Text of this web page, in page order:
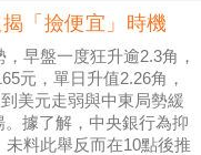
「撿便宜」時機
早盤一度狂升逾2.3角，
元，單日升值2.26角，
美元走弱與中東局勢緩
據了解，中央銀行為抑
料此舉反而在10點後推